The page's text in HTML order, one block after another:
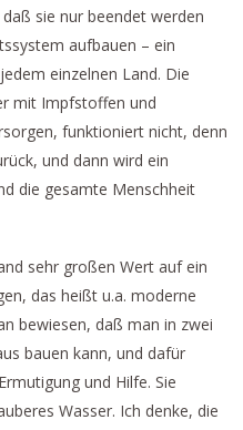
sie nur beendet werden
aufbauen – ein
einzelnen Land. Die
mit Impfstoffen und
funktioniert nicht, denn
und dann wird ein
die gesamte Menschheit
sehr großen Wert auf ein
das heißt u.a. moderne
bewiesen, daß man in zwei
bauen kann, und dafür
und Hilfe. Sie
Wasser. Ich denke, die